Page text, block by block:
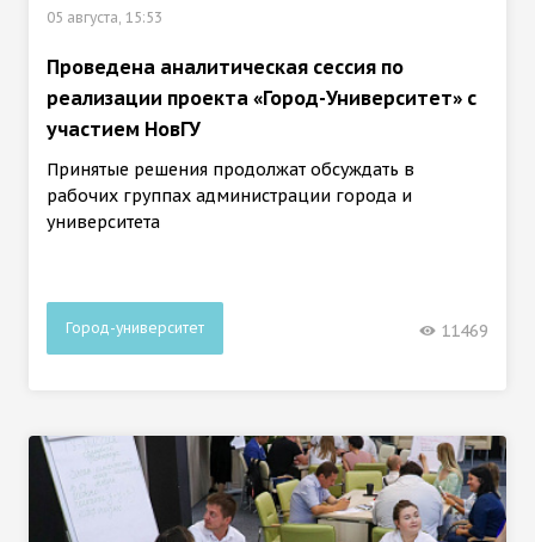
05 августа, 15:53
Проведена аналитическая сессия по
реализации проекта «Город-Университет» с
участием НовГУ
Принятые решения продолжат обсуждать в
рабочих группах администрации города и
университета
Город-университет 11469